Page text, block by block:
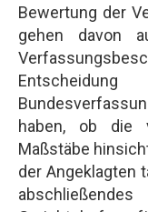
Bewertung der
gehen davon
haben, ob die
Maßstäbe
der Angeklagten